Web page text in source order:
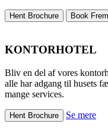
Hent Brochure Book
KONTORHOTEL
Bliv en del af vores
alle har adgang til husets
mange services.
Hent Brochure Se mere